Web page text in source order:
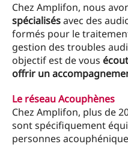
Chez Amplifon, nous
spécialisésavec des
formés pour le
gestion des troubles
objectif est de vous
offrir un
Le réseau Acouphènes
Chez Amplifon, plus de
sont spécifiquement
personnes